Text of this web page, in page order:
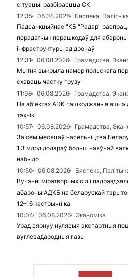
сітуацыі разбіраецца СК
12:35
06.08.2026
Бяспека,
Падсанкцыйнае "КБ "Радар"
перадатчык перашкодаў для
інфраструктуры ад дронаў
12:31
06.08.2026
Грамадства,
Мытня выкрыла намер польскага
схаваць частку грузу
11:08
06.08.2026
Грамадства,
На аб'ектах АПК пашкоджаныя яшчэ
тэхнікі
10:57
06.08.2026
Грамадства,
За сем месяцаў насельніцтва
1,3 млрд долараў больш наяўнай
набыло
10:50
06.08.2026
Бяспека,
Вучэнні міратворчых сіл і
абароны АДКБ на беларускай
12–16 кастрычніка
10:04
06.08.2026
Эканоміка
Урад вярнуў нулявыя экспартныя
вуглевадародныя газы